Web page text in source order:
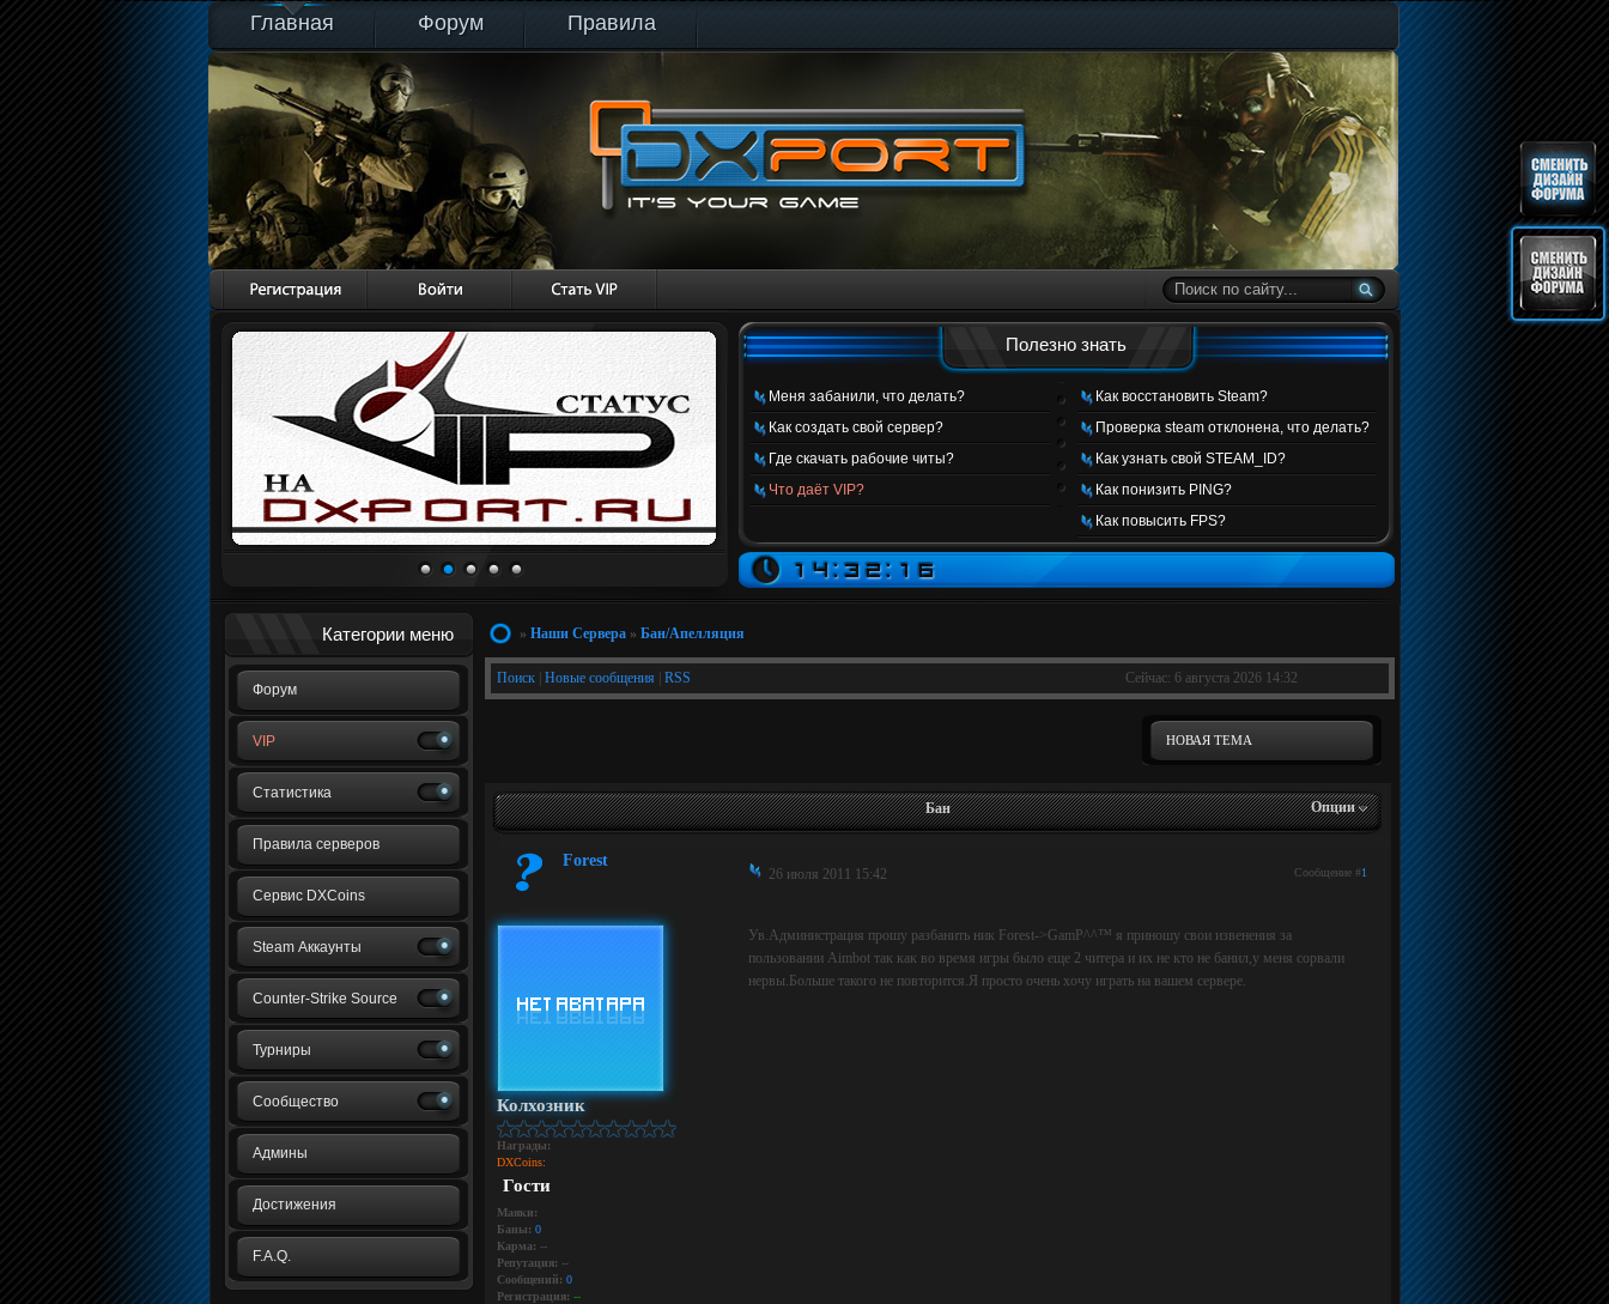
Главная Форум Правила
Полезно знать
Меня забанили, что делать?
Как создать свой сервер?
Где скачать рабочие читы?
Что даёт VIP?
Как восстановить Steam?
Проверка steam отклонена, что делать?
Как узнать свой STEAM_ID?
Как понизить PING?
Как повысить FPS?
Категории меню
Форум
VIP
Статистика
Правила серверов
Сервис DXCoins
Steam Аккаунты
Counter-Strike Source
Турниры
Сообщество
Админы
Достижения
F.A.Q.
» Наши Сервера» Бан/Апелляция
Сейчас: 6 августа 2026 14:32
Поиск| Новые сообщения RSS
НОВАЯ ТЕМА
Бан Опции
Forest
26 июля 2011 15:42 Сообщение #1
Колхозник
Награды:
DXCoins:
Гости
Маяки:
Баны: 0
Карма: --
Репутация: --
Сообщений: 0
Регистрация: --
Ув.Администрация прошу разбанить ник Forest->GamP^^™ я приношу свои извенения за
пользовании Aimbot так как во время игры было еще 2 читера и их не кто не банил,у меня сорвали
нервы.Больше такого не повторится.Я просто очень хочу играть на вашем сервере.